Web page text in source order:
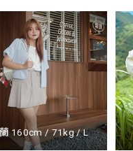
160cm / 71kg / L